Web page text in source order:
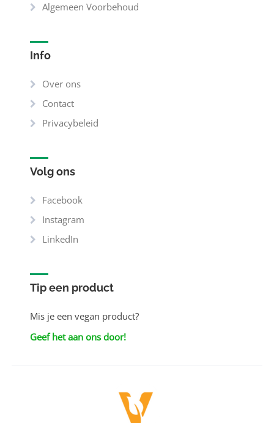
Algemeen Voorbehoud
Info
Over ons
Contact
Privacybeleid
Volg ons
Facebook
Instagram
LinkedIn
Tip een product
Mis je een vegan product?
Geef het aan ons door!